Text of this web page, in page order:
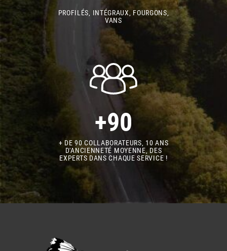
PROFILÉS, INTÉGRAUX, FOURGONS,
VANS
+90
+ DE 90 COLLABORATEURS, 10 ANS
D'ANCIENNETÉ MOYENNE, DES
EXPERTS DANS CHAQUE SERVICE !